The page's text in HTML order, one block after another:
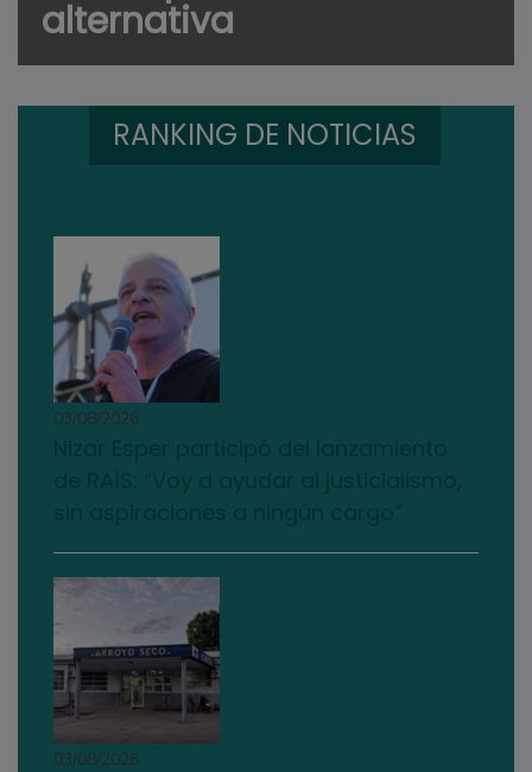
alternativa
RANKING DE NOTICIAS
03/08/2026
03/08/2026